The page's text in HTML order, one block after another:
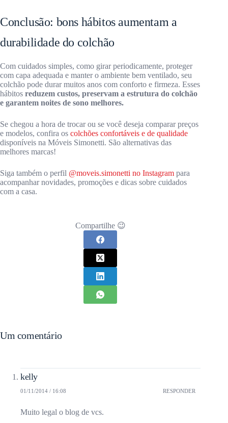
Conclusão: bons hábitos aumentam a
durabilidade do colchão
Com cuidados simples, como girar periodicamente, proteger
com capa adequada e manter o ambiente bem ventilado, seu
colchão pode durar muitos anos com conforto e firmeza. Esses
hábitos reduzem custos, preservam a estrutura do colchão
e garantem noites de sono melhores.
Se chegou a hora de trocar ou se você deseja comparar preços
e modelos, confira os colchões confortáveis e de qualidade
disponíveis na Móveis Simonetti. São alternativas das
melhores marcas!
Siga também o perfil @moveis.simonetti no Instagram para
acompanhar novidades, promoções e dicas sobre cuidados
com a casa.
Compartilhe 😉
Um comentário
kelly
01/11/2014 / 16:08 RESPONDER
Muito legal o blog de vcs.